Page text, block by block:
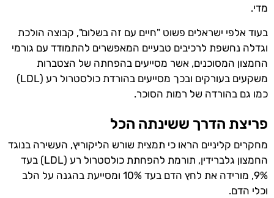
מדי.
בעוד אלפי ישראלים פשוט "חיים עם זה בשלום", קבוצה הולכת
וגדלה נחשפת לרכיבים טבעיים המאפשרים להתמודד עם גורמי
החמצון המסוכנים, אשר מסייעים בהפחתה של הצטברות
משקעים בעורקים ובכך מסייעים בהורדת כולסטרול רע (LDL)
כמו גם בהורדה של רמות הסוכר.
פריצת הדרך ששינתה הכל
מחקרים קליניים הראו כי תמצית שורש הליקוריץ, העשירה בנוגד
החמצון גלברידין, תורמת להפחתת כולסטרול רע (LDL) בעד
9%, מורידה את לחץ הדם בעד 10% ומסייעת בהגנה על הלב
וכלי הדם.